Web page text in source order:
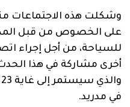
وشكلت هذه الاجتماعات
على الخصوص من قبل
للسياحة، من أجل إجراء
أخرى مشاركة في هذا
في مدريد.